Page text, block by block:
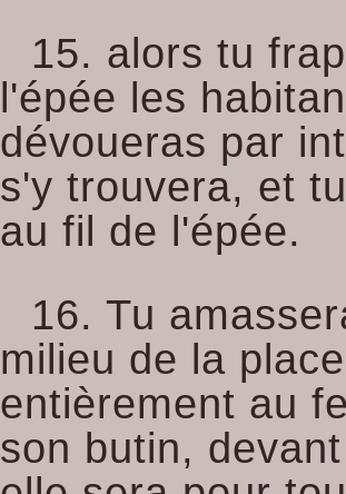
15. alors tu
l'épée les
dévoueras par
s'y trouvera, et
au fil de l'épée.
16. Tu
milieu de la
entièrement au
son butin,